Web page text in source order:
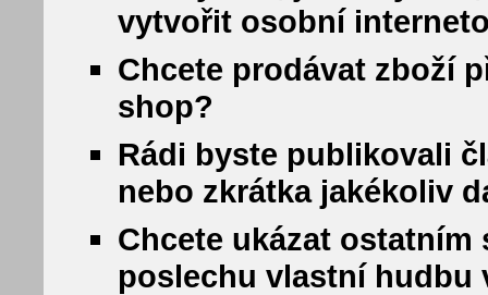
vytvořit osobní
Chcete prodávat zboží
shop?
Rádi byste publikovali
nebo zkrátka jakékoliv
Chcete ukázat
poslechu vlastní hudbu